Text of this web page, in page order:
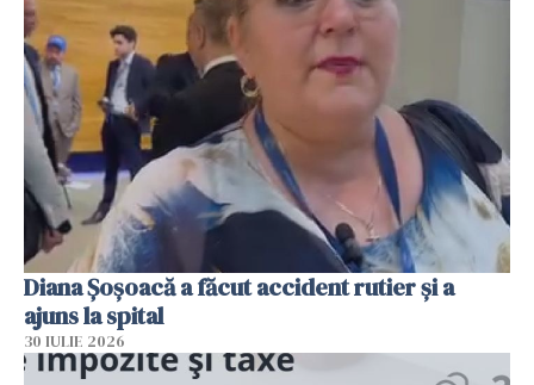
Diana Șoșoacă a făcut accident rutier și a
ajuns la spital
30 IULIE 2026